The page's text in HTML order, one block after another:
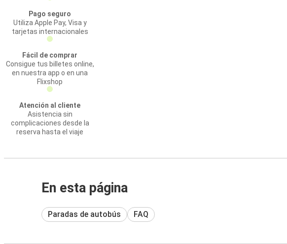
Pago seguro
Utiliza Apple Pay, Visa y
tarjetas internacionales
Fácil de comprar
Consigue tus billetes online,
en nuestra app o en una
Flixshop
Atención al cliente
Asistencia sin
complicaciones desde la
reserva hasta el viaje
En esta página
Paradas de autobús FAQ